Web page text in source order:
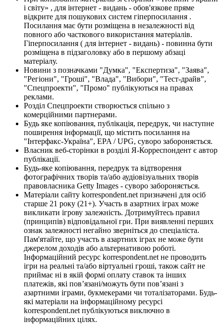
і світу» , для інтернет - видань - обов'язкове пряме
відкрите для пошукових систем гіперпосилання .
Посилання має бути розміщена в незалежності від
повного або часткового використання матеріалів.
Гіперпосилання ( для інтернет - видань) - повинна бути
розміщена в підзаголовку або в першому абзаці
матеріалу.
Новини з позначками "Думка", "Експертиза", "Заява",
"Регіони", "Гроші", "Влада", "Вибори", "Тест-драйв",
"Спецпроекти", "Промо" публікуються на правах
реклами.
Розділ Спецпроекти створюється спільно з
комерційними партнерами.
Будь яке копіювання, публікація, передрук, чи наступне
поширення інформації, що містить посилання на
"Інтерфакс-Україна", EPA / UPG, суворо забороняється.
Власник веб-сторінки в розділі Я-Корреспондент є автор
публікації.
Будь-яке копіювання, передрук та відтворення
фотографічних творів та/або аудіовізуальних творів
правовласника Getty Images - суворо забороняється.
Матеріали сайту korrespondent.net призначені для осіб
старше 21 року (21+). Участь в азартних іграх може
викликати ігрову залежність. Дотримуйтесь правил
(принципів) відповідальної гри. При виявленні перших
ознак залежності негайно зверніться до спеціаліста.
Пам'ятайте, що участь в азартних іграх не може бути
джерелом доходів або альтернативою роботі.
Інформаційний ресурс korrespondent.net не проводить
ігри на реальні та/або віртуальні гроші, також сайт не
приймає ні в якій формі оплату ставок та інших
платежів, які пов’язані/можуть бути пов’язані з
азартними іграми, букмекерами чи тоталізаторами. Будь-
які матеріали на інформаційному ресурсі
korrespondent.net публікуються виключно в
інформаційних цілях.